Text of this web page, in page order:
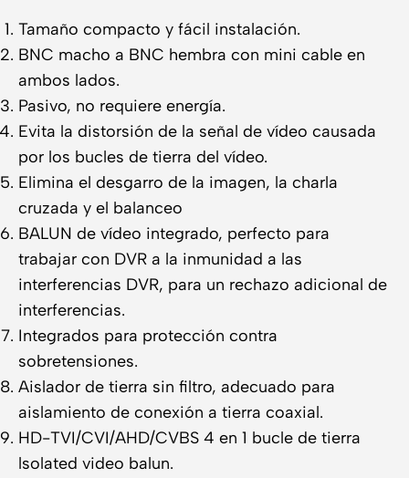
Tamaño compacto y fácil instalación.
BNC macho a BNC hembra con mini cable en
ambos lados.
Pasivo, no requiere energía.
Evita la distorsión de la señal de vídeo causada
por los bucles de tierra del vídeo.
Elimina el desgarro de la imagen, la charla
cruzada y el balanceo
BALUN de vídeo integrado, perfecto para
trabajar con DVR a la inmunidad a las
interferencias DVR, para un rechazo adicional de
interferencias.
Integrados para protección contra
sobretensiones.
Aislador de tierra sin filtro, adecuado para
aislamiento de conexión a tierra coaxial.
HD-TVI/CVI/AHD/CVBS 4 en 1 bucle de tierra
lsolated video balun.